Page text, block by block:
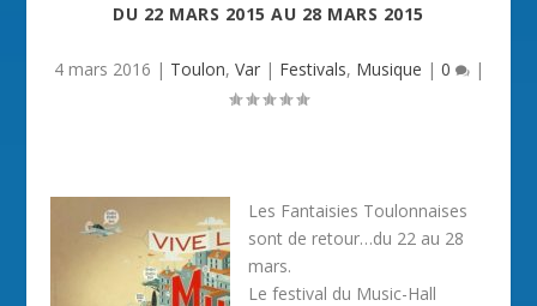
DU 22 MARS 2015 AU 28 MARS 2015
4 mars 2016 | Toulon, Var| Festivals, Musique | 0 |
Les Fantaisies Toulonnaises
sont de retour…du 22 au 28
mars.
Le festival du Music-Hall